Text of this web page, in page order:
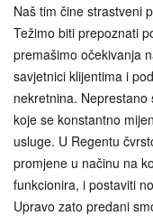
Naš tim čine strastveni
Težimo biti prepoznati
premašimo očekivanja
savjetnici klijentima i
nekretnina.
koje se konstantno
usluge. U Regentu
promjene u načinu na
funkcionira, i postaviti
Upravo zato predani